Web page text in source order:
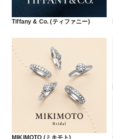
Tiffany & Co. (ティファニー)
MIKIMOTO (ミキモト)